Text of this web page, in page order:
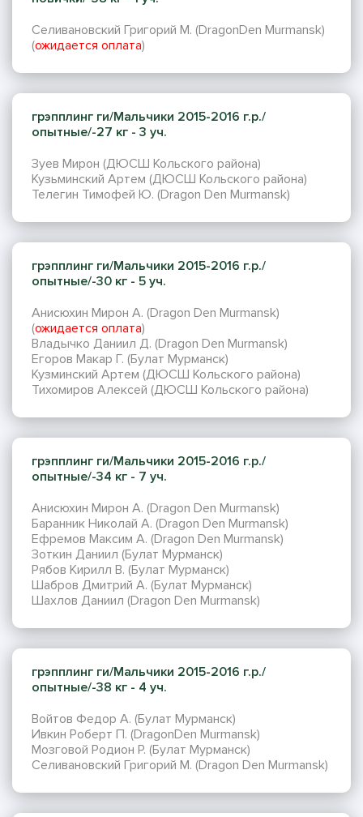
Селивановский Григорий М. (DragonDen Murmansk)
(ожидается оплата)
грэпплинг ги/Мальчики 2015-2016 г.р./
опытные/-27 кг - 3 уч.
Зуев Мирон (ДЮСШ Кольского района)
Кузьминский Артем (ДЮСШ Кольского района)
Телегин Тимофей Ю. (Dragon Den Murmansk)
грэпплинг ги/Мальчики 2015-2016 г.р./
опытные/-30 кг - 5 уч.
Анисюхин Мирон А. (Dragon Den Murmansk)
(ожидается оплата)
Владычко Даниил Д. (Dragon Den Murmansk)
Егоров Макар Г. (Булат Мурманск)
Кузминский Артем (ДЮСШ Кольского района)
Тихомиров Алексей (ДЮСШ Кольского района)
грэпплинг ги/Мальчики 2015-2016 г.р./
опытные/-34 кг - 7 уч.
Анисюхин Мирон А. (Dragon Den Murmansk)
Баранник Николай А. (Dragon Den Murmansk)
Ефремов Максим А. (Dragon Den Murmansk)
Зоткин Даниил (Булат Мурманск)
Рябов Кирилл В. (Булат Мурманск)
Шабров Дмитрий А. (Булат Мурманск)
Шахлов Даниил (Dragon Den Murmansk)
грэпплинг ги/Мальчики 2015-2016 г.р./
опытные/-38 кг - 4 уч.
Войтов Федор А. (Булат Мурманск)
Ивкин Роберт П. (DragonDen Murmansk)
Мозговой Родион Р. (Булат Мурманск)
Селивановский Григорий М. (Dragon Den Murmansk)